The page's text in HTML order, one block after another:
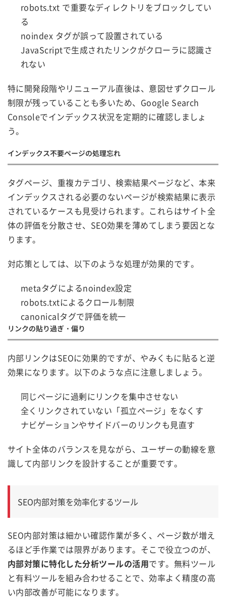
robots.txt で重要なディレクトリをブロックしてい
る
noindex タグが誤って設置されている
JavaScriptで生成されたリンクがクローラに認識さ
れない
特に開発段階やリニューアル直後は、意図せずクロール
制限が残っていることも多いため、Google Search
Consoleでインデックス状況を定期的に確認しましょ
う。
インデックス不要ページの処理忘れ
タグページ、重複カテゴリ、検索結果ページなど、本来
インデックスされる必要のないページが検索結果に表示
されているケースも見受けられます。これらはサイト全
体の評価を分散させ、SEO効果を薄めてしまう要因とな
ります。
対応策としては、以下のような処理が効果的です。
metaタグによるnoindex設定
robots.txtによるクロール制限
canonicalタグで評価を統一
リンクの貼り過ぎ・偏り
内部リンクはSEOに効果的ですが、やみくもに貼ると逆
効果になります。以下のような点に注意しましょう。
同じページに過剰にリンクを集中させない
全くリンクされていない「孤立ページ」をなくす
ナビゲーションやサイドバーのリンクも見直す
サイト全体のバランスを見ながら、ユーザーの動線を意
識して内部リンクを設計することが重要です。
SEO内部対策を効率化するツール
SEO内部対策は細かい確認作業が多く、ページ数が増え
るほど手作業では限界があります。そこで役立つのが、
内部対策に特化した分析ツールの活用です。無料ツール
と有料ツールを組み合わせることで、効率よく精度の高
い内部改善が可能になります。